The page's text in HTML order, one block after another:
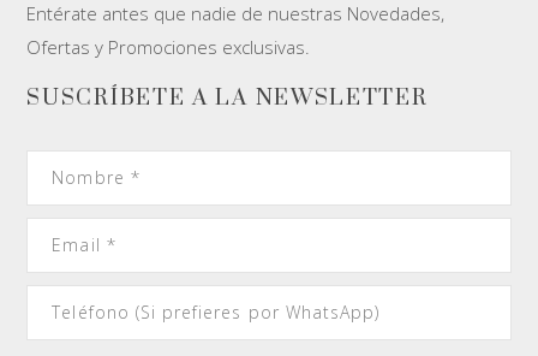
Entérate antes que nadie de nuestras Novedades,
Ofertas y Promociones exclusivas.
SUSCRÍBETE A LA NEWSLETTER